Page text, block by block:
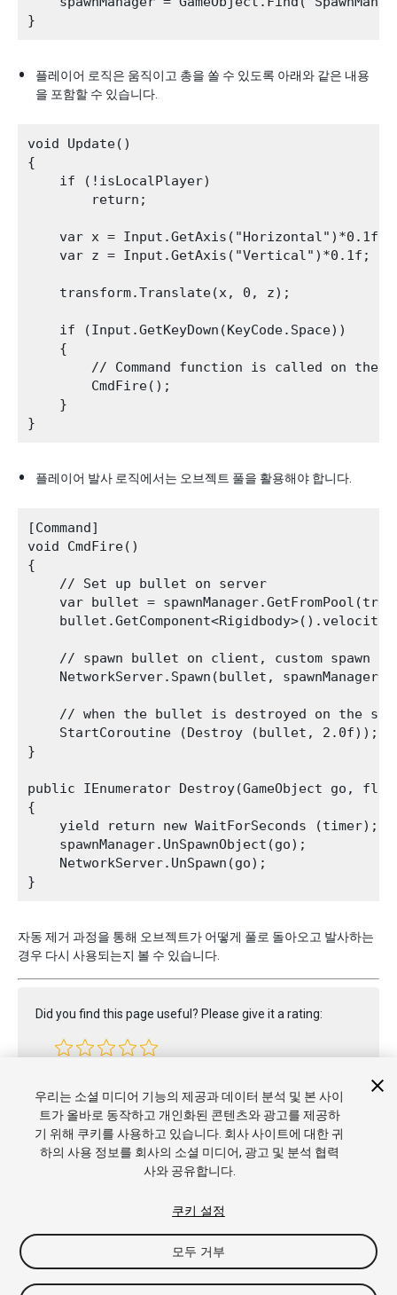
플레이어 로직은 움직이고 총을 쏠 수 있도록 아래와 같은 내용
을 포함할 수 있습니다.
void Update()
{
    if (!isLocalPlayer)
        return;
    var x = Input.GetAxis("Horizontal")*0.1f;
    var z = Input.GetAxis("Vertical")*0.1f;
    transform.Translate(x, 0, z);
    if (Input.GetKeyDown(KeyCode.Space))
    {
// Command function is called on the
        CmdFire();
    }
플레이어 발사 로직에서는 오브젝트 풀을 활용해야 합니다.
[Command]
void CmdFire()
{
    // Set up bullet on server
var bullet =
bullet.GetComponent<Rigidbody>().velocity
// spawn bullet on client, custom spawn
NetworkServer.Spawn(bullet,
// when the bullet is destroyed on the
    StartCoroutine (Destroy (bullet, 2.0f));
}
public IEnumerator Destroy(GameObject go,
{
    yield return new WaitForSeconds (timer);
    spawnManager.UnSpawnObject(go);
    NetworkServer.UnSpawn(go);
자동 제거 과정을 통해 오브젝트가 어떻게 풀로 돌아오고 발사하는
경우 다시 사용되는지 볼 수 있습니다.
Did you find this page useful? Please give it a rating:
Copyright © 2017 Unity Technologies. Publication 2017.1
우리는 소셜 미디어 기능의 제공과 데이터 분석 및 본 사이
트가 올바로 동작하고 개인화된 콘텐츠와 광고를 제공하
기 위해 쿠키를 사용하고 있습니다. 회사 사이트에 대한 귀
하의 사용 정보를 회사의 소셜 미디어, 광고 및 분석 협력
사와 공유합니다.
쿠키 설정
모두 거부